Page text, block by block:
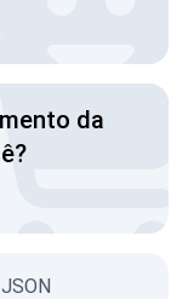
da